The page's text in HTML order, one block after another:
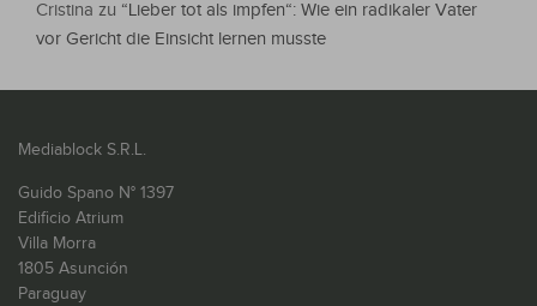
Cristina zu “Lieber tot als impfen“: Wie ein radikaler Vater
vor Gericht die Einsicht lernen musste
Mediablock S.R.L.
Guido Spano N° 1397
Edificio Atrium
Villa Morra
1805 Asunción
Paraguay